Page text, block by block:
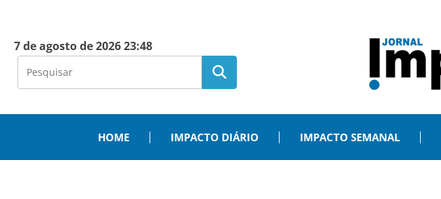
7 de agosto de 2026 23:48
HOME IMPACTO DIÁRIO IMPACTO SEMANAL